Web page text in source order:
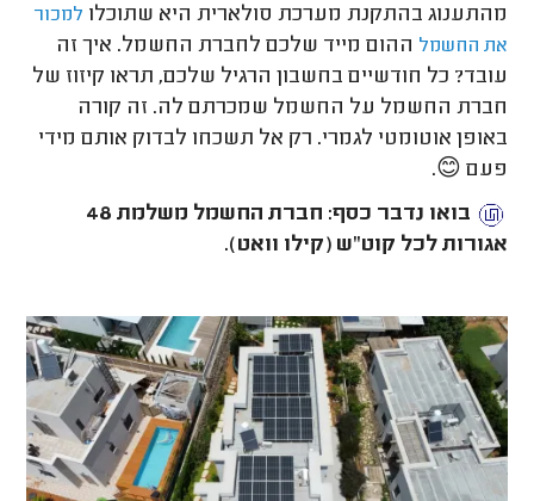
מהתענוג בהתקנת מערכת סולארית היא שתוכלו למכור
את החשמל ההום מייד שלכם לחברת החשמל. איך זה
עובד? כל חודשיים בחשבון הרגיל שלכם, תראו קיזוז של
חברת החשמל על החשמל שמכרתם לה. זה קורה
באופן אוטומטי לגמרי. רק אל תשכחו לבדוק אותם מידי
פעם 😊.
בואו נדבר כסף: חברת החשמל משלמת 48
אגורות לכל קוט"ש (קילו וואט).